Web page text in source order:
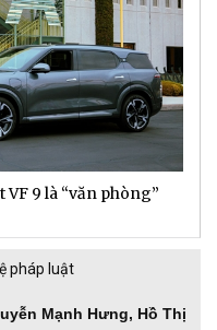
VF 9 là “văn phòng”
pháp luật
Mạnh Hưng, Hồ Thị